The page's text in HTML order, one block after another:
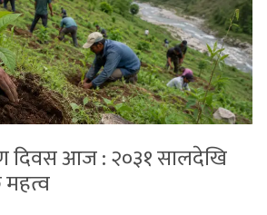
दिवस आज : २०३१ सालदेखि
महत्व